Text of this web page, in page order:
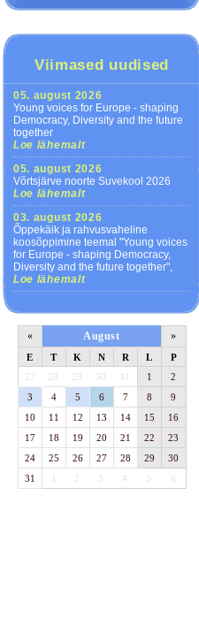
Viimased uudised
05. august 2026
Young voices for Europe - shaping
Democracy, Diversity and the future
together
Loe lähemalt
05. august 2026
Võrtsjärve noorte Suvekool 2026
Loe lähemalt
03. august 2026
Õppekäik ja rahvusvaheline
koosõppimine teemal "Young voices
for Europe - shaping Democracy,
Diversity and the future together",
Loe lähemalt
« August »
E T K N R L
P
27
28 29 30 31 1
2
3
4 5 6 7 8
9
10
11 12 13 14 15
16
17
18 19 20 21 22
23
24
25 26 27 28 29
30
31
1 3 4 5 6